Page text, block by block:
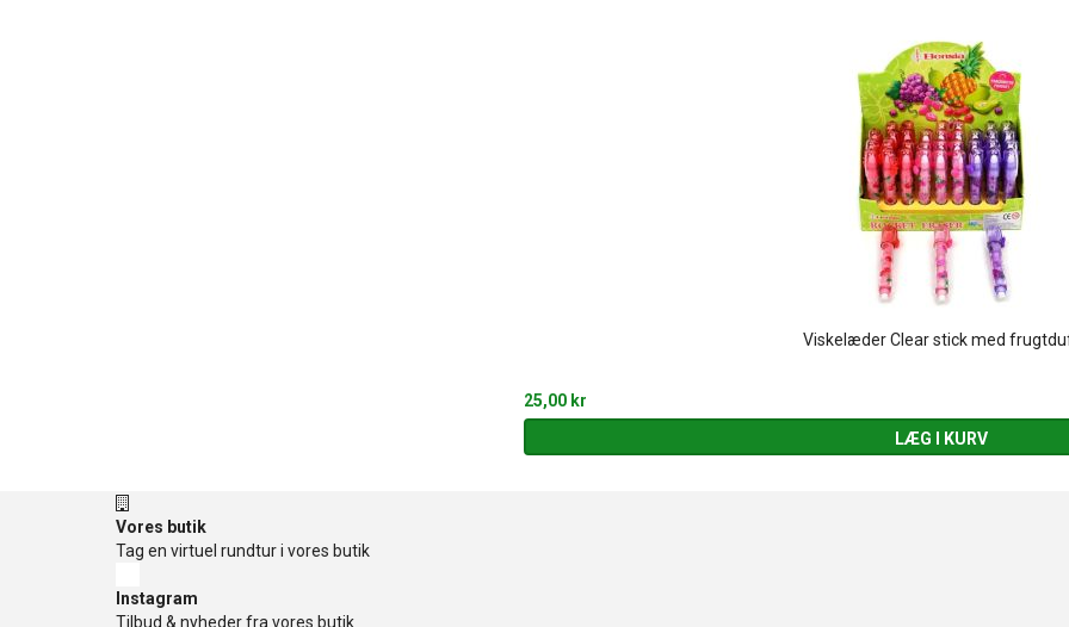
Viskelæder Clear stick med
25,00 kr
LÆG I KURV
Vores butik
Tag en virtuel rundtur i vores butik
Instagram
Tilbud & nyheder fra vores butik